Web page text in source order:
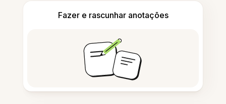
Fazer e rascunhar anotações